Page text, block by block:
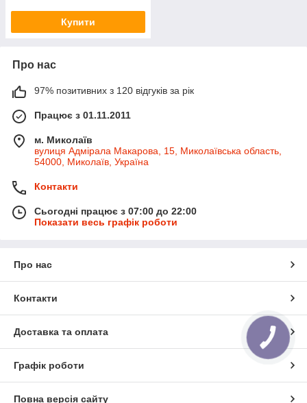
Купити
Про нас
97% позитивних з 120 відгуків за рік
Працює з 01.11.2011
м. Миколаїв
вулиця Адмірала Макарова, 15, Миколаївська область,
54000, Миколаїв, Україна
Контакти
Сьогодні працює з 07:00 до 22:00
Показати весь графік роботи
Про нас
Контакти
Доставка та оплата
Графік роботи
Повна версія сайту
КНОПКА
ЗВ'ЯЗКУ